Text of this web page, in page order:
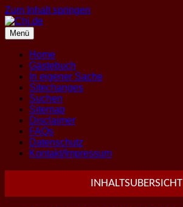
Zum Inhalt springen
Menü
Home
Gästebuch
In eigener Sache
Sitechanges
Suchen
Sitemap
Disclaimer
FAQs
Datenschutz
Kontakt/Impressum
INHALTSUBERSICHT